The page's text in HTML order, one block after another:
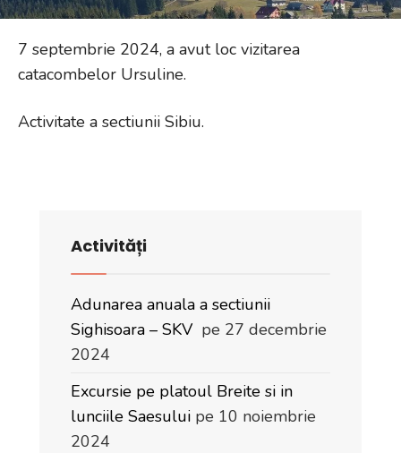
7 septembrie 2024, a avut loc vizitarea
catacombelor Ursuline.
Activitate a sectiunii Sibiu.
Activități
Adunarea anuala a sectiunii
Sighisoara – SKV pe 27 decembrie
2024
Excursie pe platoul Breite si in
lunciile Saesului pe 10 noiembrie
2024